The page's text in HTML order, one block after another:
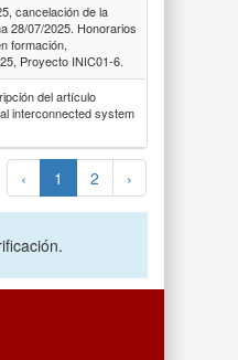
cancelación de la
28/07/2025. Honorarios
formación,
Proyecto INIC01-6.
del artículo
interconnected system
‹ 1 2 ›